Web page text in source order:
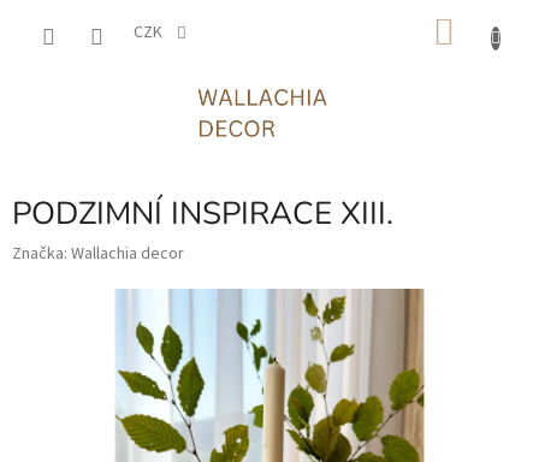
CZK
PODZIMNÍ INSPIRACE XIII.
Značka: Wallachia decor